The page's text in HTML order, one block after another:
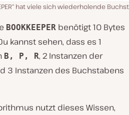
hat viele sich wiederholende
BOOKKEEPER benötigt 10 Bytes
kannst sehen, dass es 1
B, P, R, 2 Instanzen der
3 Instanzen des Buchstabens
nutzt dieses Wissen,